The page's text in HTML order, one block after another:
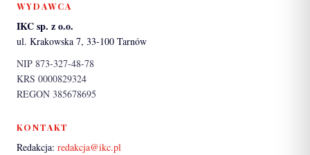
WYDAWCA
IKC sp. z o.o.
ul. Krakowska 7, 33-100 Tarnów
NIP 873-327-48-78
KRS 0000829324
REGON 385678695
KONTAKT
Redakcja: redakcja@ikc.pl